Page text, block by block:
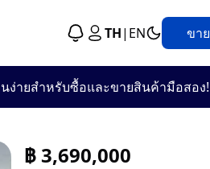
TH| EN ขาย
ำหรับซื้อและขายสินค้ามือสอง! 🛍️
฿3,690,000